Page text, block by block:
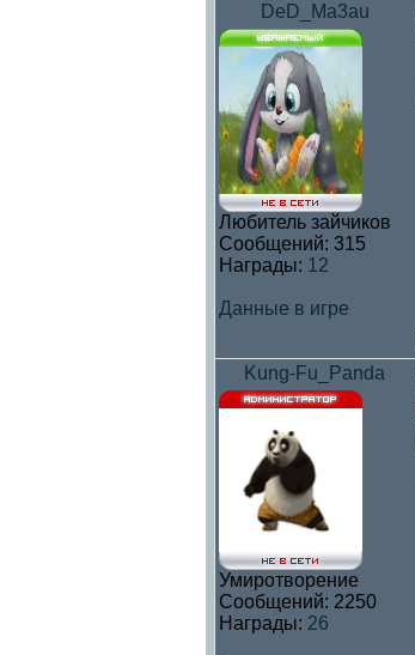
DeD_Ma3au
Любитель зайчиков
Сообщений: 315
Награды: 12
Данные в игре
Kung-Fu_Panda
Умиротворение
Сообщений: 2250
Награды: 26